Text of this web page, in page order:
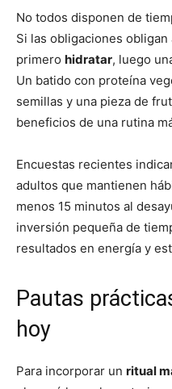
No todos disponen de
Si las obligaciones
primero hidratar, luego
Un batido con proteína
semillas y una pieza de
beneficios de una rutina
Encuestas recientes
adultos que mantienen
menos 15 minutos al
inversión pequeña de
resultados en energía y
Pautas
hoy
Para incorporar un ritual